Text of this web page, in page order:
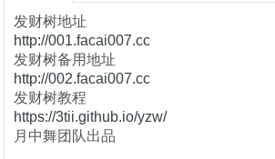
发财树地址
http://001.facai007.cc
发财树备用地址
http://002.facai007.cc
发财树教程
https://3tii.github.io/yzw/
月中舞团队出品